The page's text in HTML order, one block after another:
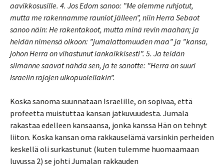
aavikkosusille. 4. Jos Edom sanoo: ”Me olemme ruhjotut,
mutta me rakennamme rauniot jälleen”, niin Herra Sebaot
sanoo näin: He rakentakoot, mutta minä revin maahan; ja
heidän nimensä olkoon: ”jumalattomuuden maa” ja ”kansa,
johon Herra on vihastunut iankaikkisesti”. 5. Ja teidän
silmänne saavat nähdä sen, ja te sanotte: ”Herra on suuri
Israelin rajojen ulkopuolellakin”.
Koska sanoma suunnataan Israelille, on sopivaa, että
profeetta muistuttaa kansan jatkuvuudesta. Jumala
rakastaa edelleen kansaansa, jonka kanssa Hän on tehnyt
liiton. Koska kansan oma rakkauselämä varsinkin perheiden
keskellä oli surkastunut (kuten tulemme huomaamaan
luvussa 2) se johti Jumalan rakkauden